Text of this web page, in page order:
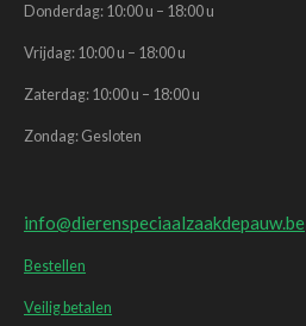
Donderdag: 10:00 u – 18:00 u
Vrijdag: 10:00 u – 18:00 u
Zaterdag: 10:00 u – 18:00 u
Zondag: Gesloten
info@dierenspeciaalzaakdepauw.be
Bestellen
Veilig betalen